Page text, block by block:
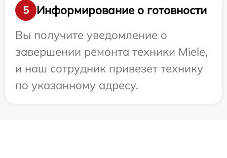
5
Информирование о готовности
Вы получите уведомление о
завершении ремонта техники Miele,
и наш сотрудник привезет технику
по указанному адресу.